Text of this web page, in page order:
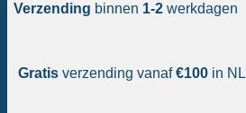
Verzending binnen 1-2 werkdagen
Gratis verzending vanaf€100 in NL